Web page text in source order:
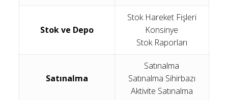
Stok ve Depo
Stok Hareket Fişleri
Konsinye
Stok Raporları
Satınalma
Satınalma
Satınalma Sihirbazı
Aktivite Satınalma